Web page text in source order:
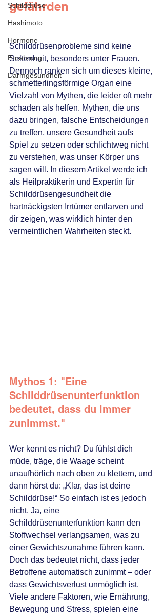
Schilddrüse
Hashimoto
Hormone
Ernährung
Darmgesundheit
gefährden
Schilddrüsenprobleme sind keine
Seltenheit, besonders unter Frauen.
Dennoch ranken sich um dieses kleine,
schmetterlingsförmige Organ eine
Vielzahl von Mythen, die leider oft mehr
schaden als helfen. Mythen, die uns
dazu bringen, falsche Entscheidungen
zu treffen, unsere Gesundheit aufs
Spiel zu setzen oder schlichtweg nicht
zu verstehen, was unser Körper uns
sagen will. In diesem Artikel werde ich
als Heilpraktikerin und Expertin für
Schilddrüsengesundheit die
hartnäckigsten Irrtümer entlarven und
dir zeigen, was wirklich hinter den
vermeintlichen Wahrheiten steckt.
Mythos 1: "Eine
Schilddrüsenunterfunktion
bedeutet, dass du immer
zunimmst."
Wer kennt es nicht? Du fühlst dich
müde, träge, die Waage scheint
unaufhörlich nach oben zu klettern, und
dann hörst du: „Klar, das ist deine
Schilddrüse!“ So einfach ist es jedoch
nicht. Ja, eine
Schilddrüsenunterfunktion kann den
Stoffwechsel verlangsamen, was zu
einer Gewichtszunahme führen kann.
Doch das bedeutet nicht, dass jeder
Betroffene automatisch zunimmt – oder
dass Gewichtsverlust unmöglich ist.
Viele andere Faktoren, wie Ernährung,
Bewegung und Stress, spielen eine